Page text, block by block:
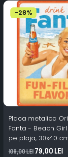
-28%
Placa metalica
Fanta - Beach
pe plaja, 30x40
109,00 Lei79,00 Lei